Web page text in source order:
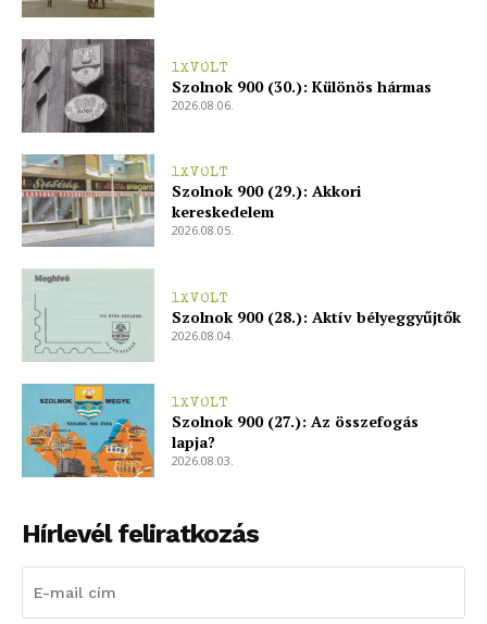
bSZ fiók
Előfizetés
Kapcsolat
Adatkezelési tájékoztató
1XVOLT
Szolnok 900 (30.): Különös hármas
2026.08.06.
1XVOLT
Szolnok 900 (29.): Akkori
kereskedelem
2026.08.05.
1XVOLT
Szolnok 900 (28.): Aktív bélyeggyűjtők
2026.08.04.
1XVOLT
Szolnok 900 (27.): Az összefogás
lapja?
2026.08.03.
Hírlevél feliratkozás